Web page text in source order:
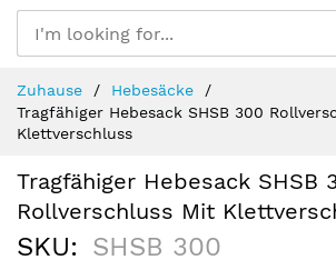
to
Content
Zuhause
Hebesäcke
Tragfähiger Hebesack SHSB 300
Klettverschluss
Tragfähiger Hebesack SHSB
Rollverschluss Mit
SKU SHSB 300